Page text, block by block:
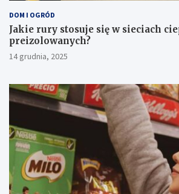
DOM I OGRÓD
Jakie rury stosuje się w sieciach
preizolowanych?
14 grudnia, 2025